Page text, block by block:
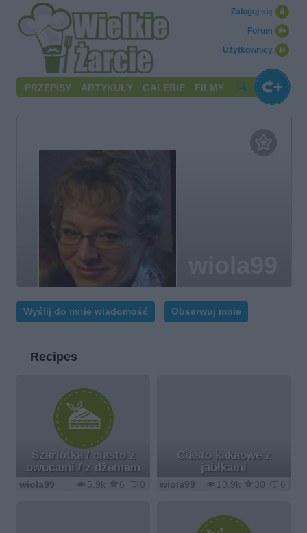
Użytkownicy
Forum
Zaloguj się
PRZEPISY ARTYKUŁY GALERIE FILMY
Wyślij do mnie wiadomość Obserwuj mnie
Recipes
Szarlotka / ciasto z
owocami / z dżemem
5.9k 6 0
wiola99
Ciasto kakaowe z
jabłkami
10.9k 30 6
wiola99